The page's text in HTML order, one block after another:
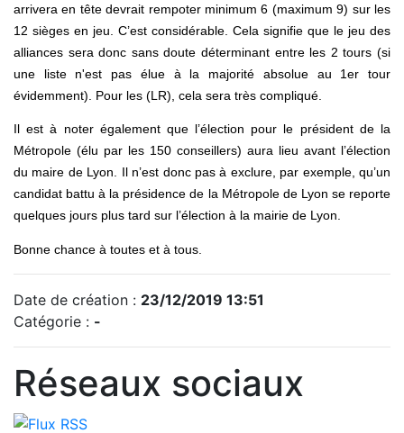
arrivera en tête devrait rempoter minimum 6 (maximum 9) sur les
12 sièges en jeu. C’est considérable. Cela signifie que le jeu des
alliances sera donc sans doute déterminant entre les 2 tours (si
une liste n'est pas élue à la majorité absolue au 1er tour
évidemment). Pour les (LR), cela sera très compliqué.
Il est à noter également que l’élection pour le président de la
Métropole (élu par les 150 conseillers) aura lieu avant l’élection
du maire de Lyon. Il n’est donc pas à exclure, par exemple, qu’un
candidat battu à la présidence de la Métropole de Lyon se reporte
quelques jours plus tard sur l’élection à la mairie de Lyon.
Bonne chance à toutes et à tous.
Date de création : 23/12/2019 13:51
Catégorie : -
Réseaux sociaux